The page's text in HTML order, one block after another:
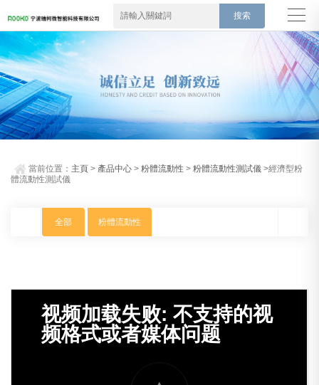
當前位置： 主頁 > 產品中心 >粉體流動性 >粉體流動性測試儀 >經濟型粉
體流動性測試儀
全部 粉體流動性